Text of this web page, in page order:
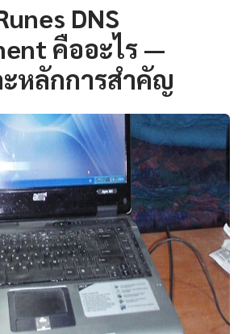
DNS
คืออะไร —
หลักการสำคัญ